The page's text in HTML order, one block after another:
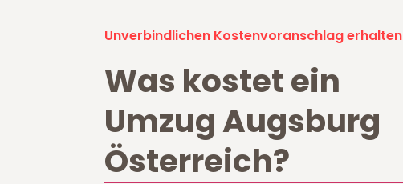
Unverbindlichen Kostenvoranschlag erhalten
Was kostet ein
Umzug Augsburg
Österreich?